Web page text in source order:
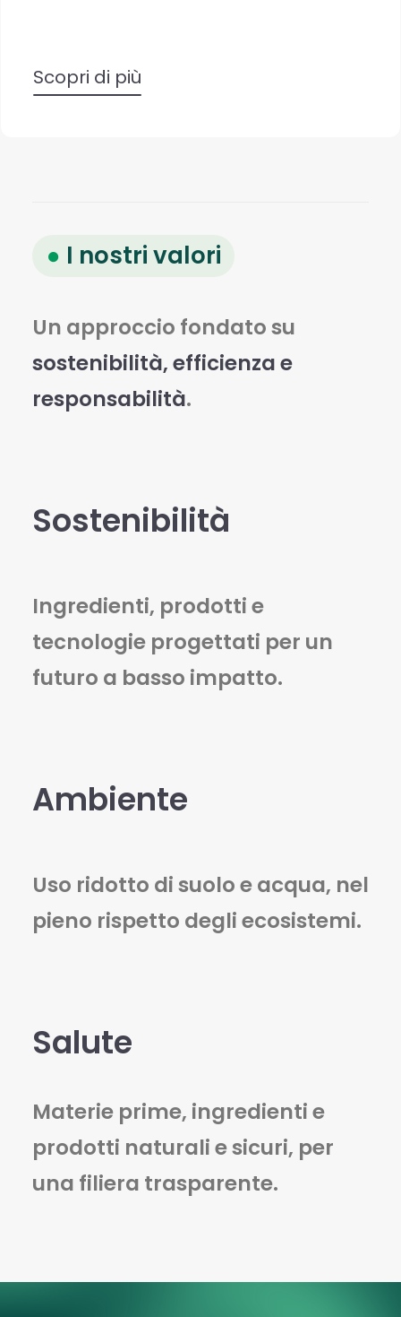
Scopri di più
● I nostri valori
Un approccio fondato su
sostenibilità, efficienza e
responsabilità.
Sostenibilità
Ingredienti, prodotti e
tecnologie progettati per un
futuro a basso impatto.
Ambiente
Uso ridotto di suolo e acqua, nel
pieno rispetto degli ecosistemi.
Salute
Materie prime, ingredienti e
prodotti naturali e sicuri, per
una filiera trasparente.